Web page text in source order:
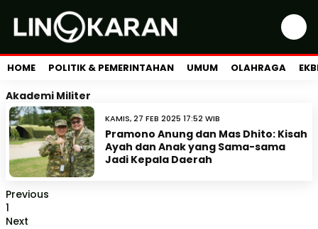
HOME POLITIK & PEMERINTAHAN UMUM OLAHRAGA
Akademi Militer
KAMIS, 27 FEB 2025 17:52 WIB
Pramono Anung dan Mas Dhito: Kisah
Ayah dan Anak yang Sama-sama
Jadi Kepala Daerah
Previous
1
Next